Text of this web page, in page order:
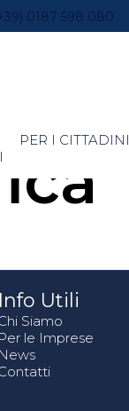
0187 598 080
PER I CITTADINI
Info Utili
Siamo
Per le Imprese
News